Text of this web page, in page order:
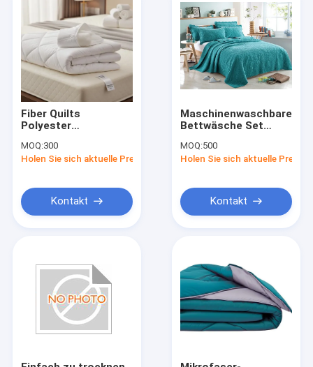
Fiber Quilts
Polyester
400 g Weich
Komfortabel
Bettzeug Perfekt für
die
Gastfreundschaft
MOQ:300
Holen Sie sich aktuelle Preis
Kontakt
Maschinenwaschbare
Bettwäsche Set
Polyesterwäsche in
individuellen Farben
MOQ:500
Holen Sie sich aktuelle Preis
Kontakt